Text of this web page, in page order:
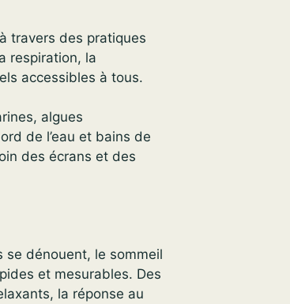
travers des pratiques
respiration, la
accessibles à tous.
algues
de l’eau et bains de
des écrans et des
se dénouent, le sommeil
et mesurables. Des
la réponse au